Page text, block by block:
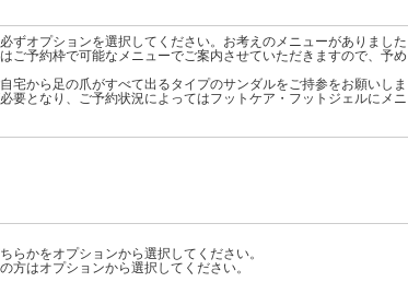
ずオプションを選択してください。お考えのメニューがありました
ご予約枠で可能なメニューでご案内させていただきますので、予め
宅から足の爪がすべて出るタイプのサンダルをご持参をお願いしま
要となり、ご予約状況によってはフットケア・フットジェルにメニ
かをオプションから選択してください。
はオプションから選択してください。